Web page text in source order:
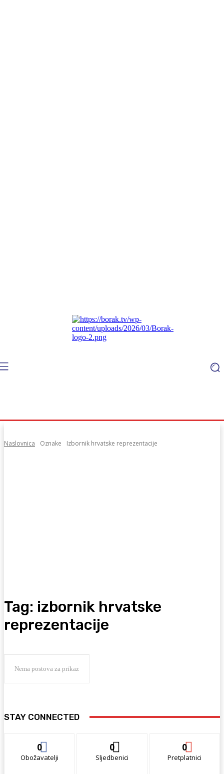
Naslovnica Oznake Izbornik hrvatske reprezentacije
Tag: izbornik hrvatske
reprezentacije
Nema postova za prikaz
STAY CONNECTED
0
Obožavatelji
0
Sljedbenici
0
Pretplatnici